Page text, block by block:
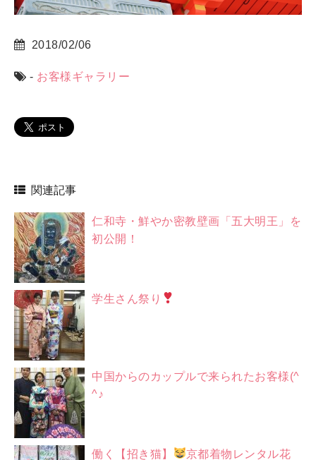
2018/02/06
- お客様ギャラリー
関連記事
仁和寺・鮮やか密教壁画「五大明王」を
初公開！
学生さん祭り
中国からのカップルで来られたお客様(^
^♪
働く【招き猫】
京都着物レンタル花